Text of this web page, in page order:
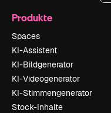
Produkte
Spaces
KI-Assistent
KI-Bildgenerator
KI-Videogenerator
KI-Stimmengenerator
Stock-Inhalte